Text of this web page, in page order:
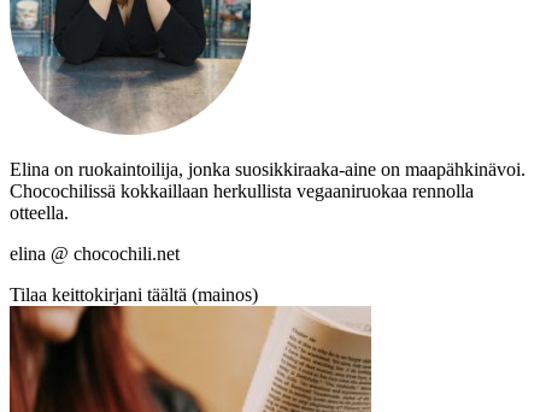
Elina on ruokaintoilija, jonka suosikkiraaka-aine on maapähkinävoi.
Chocochilissä kokkaillaan herkullista vegaaniruokaa rennolla
otteella.
elina @ chocochili.net
Tilaa keittokirjani täältä (mainos)